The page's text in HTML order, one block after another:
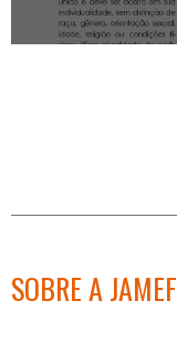
SOBRE A JAMEF